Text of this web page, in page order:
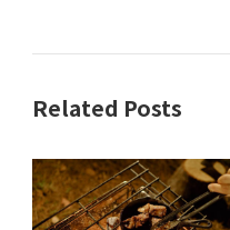
Related Posts